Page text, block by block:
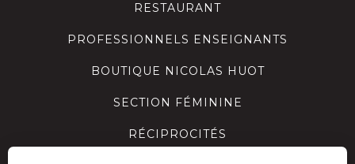
RESTAURANT
PROFESSIONNELS ENSEIGNANTS
BOUTIQUE NICOLAS HUOT
SECTION FÉMININE
RÉCIPROCITÉS